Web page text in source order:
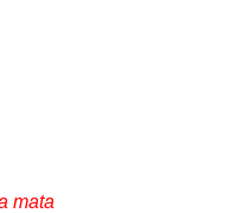
mata